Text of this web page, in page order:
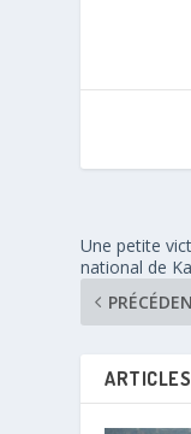
Une petite
national de